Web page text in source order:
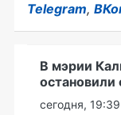
Telegram,
В мэрии
остановили
сегодня, 19:39